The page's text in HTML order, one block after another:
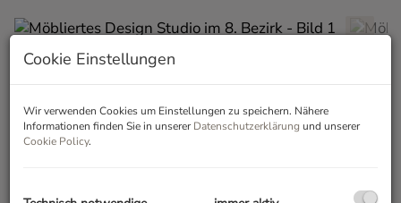
Beschreibung
Sie sind auf der Suche nach einer modernen und
vielseitig nutzbaren Immobilie in einem der
Cookie Einstellungen
Wir verwenden Cookies um Einstellungen zu speichern. Nähere
Informationen finden Sie in unsererDatenschutzerklärung und unserer
Cookie Policy.